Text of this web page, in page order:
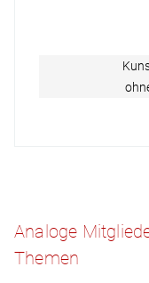
Analoge
Themen